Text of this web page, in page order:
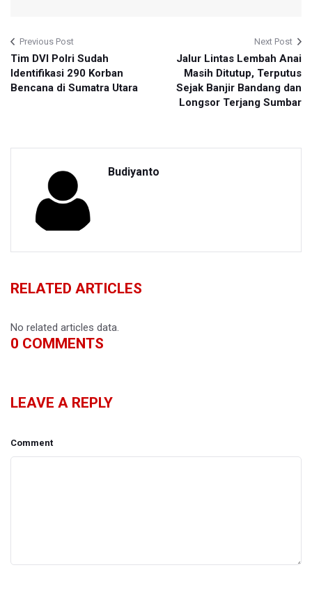
Previous Post
Tim DVI Polri Sudah
Identifikasi 290 Korban
Bencana di Sumatra Utara
Next Post
Jalur Lintas Lembah Anai
Masih Ditutup, Terputus
Sejak Banjir Bandang dan
Longsor Terjang Sumbar
Budiyanto
RELATED ARTICLES
No related articles data.
0 COMMENTS
LEAVE A REPLY
Comment